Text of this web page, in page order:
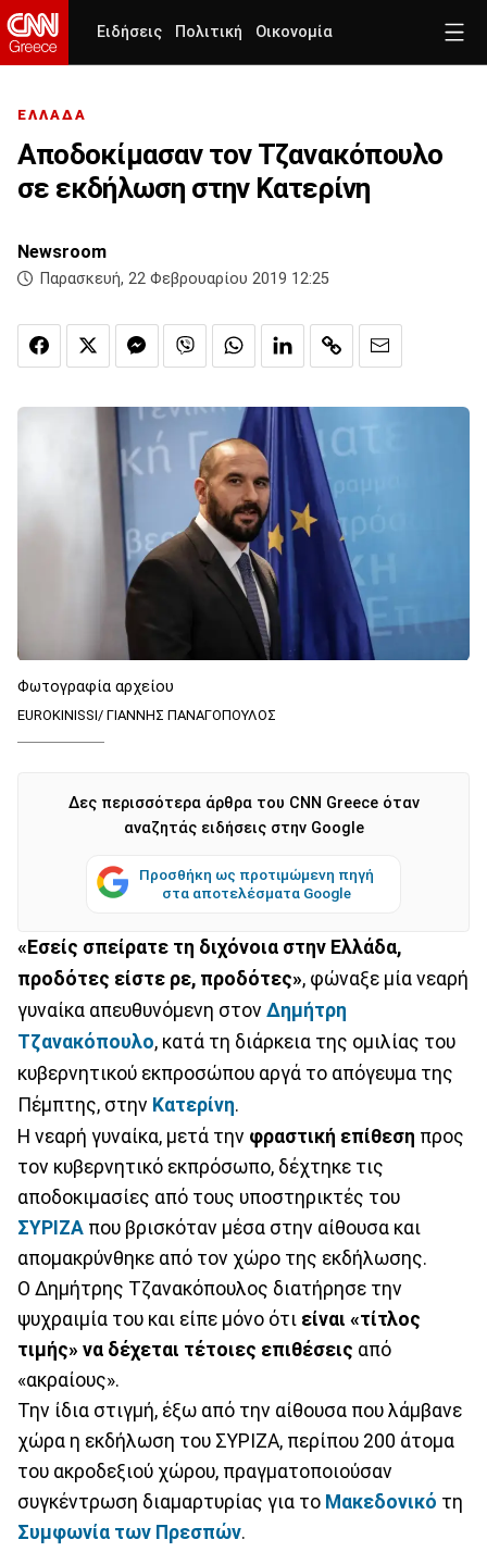
Ειδήσεις Πολιτική Οικονομία
ΕΛΛΑΔΑ
Αποδοκίμασαν τον Τζανακόπουλο
σε εκδήλωση στην Κατερίνη
Newsroom
Παρασκευή, 22 Φεβρουαρίου 2019 12:25
Φωτογραφία αρχείου
EUROKINISSI/ ΓΙΑΝΝΗΣ ΠΑΝΑΓΟΠΟΥΛΟΣ
Δες περισσότερα άρθρα του CNN Greece όταν
αναζητάς ειδήσεις στην Google
Προσθήκη ως προτιμώμενη πηγή
στα αποτελέσματα Google
«Εσείς σπείρατε τη διχόνοια στην Ελλάδα,
προδότες είστε ρε, προδότες», φώναξε μία νεαρή
γυναίκα απευθυνόμενη στον Δημήτρη
Τζανακόπουλο, κατά τη διάρκεια της ομιλίας του
κυβερνητικού εκπροσώπου αργά το απόγευμα της
Πέμπτης, στην Κατερίνη.
Η νεαρή γυναίκα, μετά την φραστική επίθεση προς
τον κυβερνητικό εκπρόσωπο, δέχτηκε τις
αποδοκιμασίες από τους υποστηρικτές του
ΣΥΡΙΖΑ που βρισκόταν μέσα στην αίθουσα και
απομακρύνθηκε από τον χώρο της εκδήλωσης.
Ο Δημήτρης Τζανακόπουλος διατήρησε την
ψυχραιμία του και είπε μόνο ότι είναι «τίτλος
τιμής» να δέχεται τέτοιες επιθέσεις από
«ακραίους».
Την ίδια στιγμή, έξω από την αίθουσα που λάμβανε
χώρα η εκδήλωση του ΣΥΡΙΖΑ, περίπου 200 άτομα
του ακροδεξιού χώρου, πραγματοποιούσαν
συγκέντρωση διαμαρτυρίας για το Μακεδονικό τη
Συμφωνία των Πρεσπών.